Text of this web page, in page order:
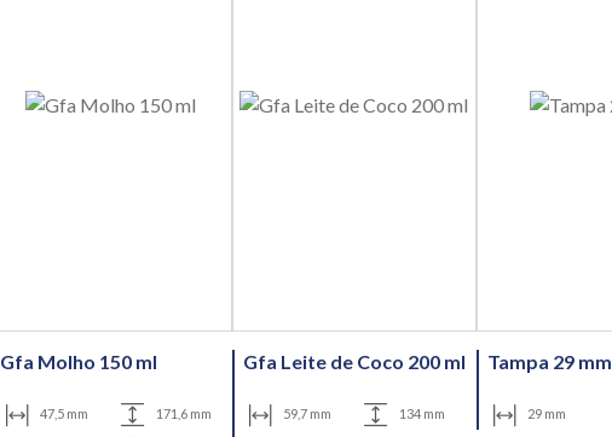
Gfa Molho 150 ml
47,5 mm 171,6 mm
Gfa Leite de Coco 200 ml
59,7 mm 134 mm
Tampa 29 mm
29 mm